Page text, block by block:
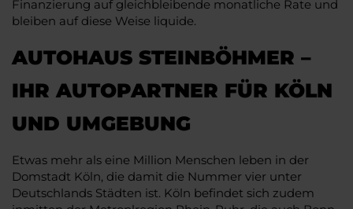
Finanzierung auf gleichbleibende monatliche Rate und
bleiben auf diese Weise liquide.
AUTOHAUS STEINBÖHMER –
IHR AUTOPARTNER FÜR KÖLN
UND UMGEBUNG
Etwas mehr als eine Million Menschen leben in der
Domstadt Köln, die damit die Nummer vier unter
Deutschlands Städten ist. Köln befindet sich zudem